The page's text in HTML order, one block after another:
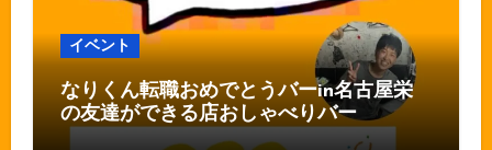
イベント
なりくん転職おめでとうバーin名古屋栄
の友達ができる店おしゃべりバー